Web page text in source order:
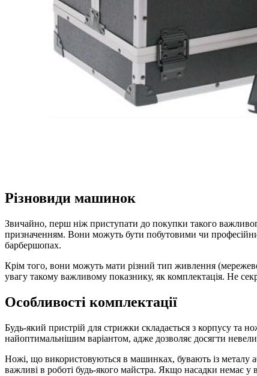
Різновиди машинок
Звичайно, перш ніж приступати до покупки такого
призначенням. Вони можуть бути побутовими чи
барбершопах.
Крім того, вони можуть мати різний тип живлення
увагу такому важливому показнику, як комплектація. Не
Особливості комплектації
Будь-який пристрій для стрижки складається з корпусу та
найоптимальнішим варіантом, адже дозволяє досягти
Ножі, що використовуються в машинках, бувають із металу
важливі в роботі будь-якого майстра. Якщо насадки немає